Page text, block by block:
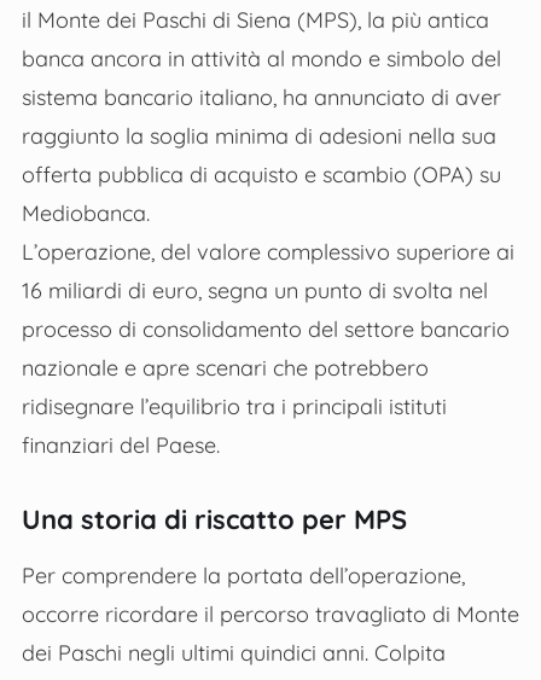
il Monte dei Paschi di Siena (MPS), la più antica
banca ancora in attività al mondo e simbolo del
sistema bancario italiano, ha annunciato di aver
raggiunto la soglia minima di adesioni nella sua
offerta pubblica di acquisto e scambio (OPA) su
Mediobanca.
L’operazione, del valore complessivo superiore ai
16 miliardi di euro, segna un punto di svolta nel
processo di consolidamento del settore bancario
nazionale e apre scenari che potrebbero
ridisegnare l’equilibrio tra i principali istituti
finanziari del Paese.
Una storia di riscatto per MPS
Per comprendere la portata dell’operazione,
occorre ricordare il percorso travagliato di Monte
dei Paschi negli ultimi quindici anni. Colpita